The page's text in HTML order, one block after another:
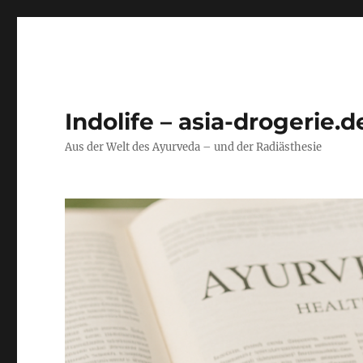
Indolife – asia-
Aus der Welt des Ayurveda – und der Radiästhesie